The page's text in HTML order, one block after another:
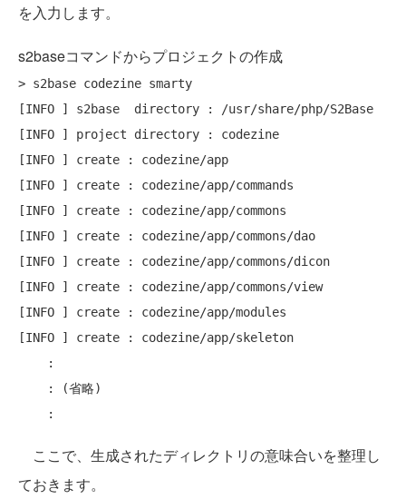
を入力します。
s2baseコマンドからプロジェクトの作成
> s2base codezine smarty
[INFO ] s2base  directory : /usr/share/php/S2Base
[INFO ] project directory : codezine
[INFO ] create : codezine/app
[INFO ] create : codezine/app/commands
[INFO ] create : codezine/app/commons
[INFO ] create : codezine/app/commons/dao
[INFO ] create : codezine/app/commons/dicon
[INFO ] create : codezine/app/commons/view
[INFO ] create : codezine/app/modules
[INFO ] create : codezine/app/skeleton
ここで、生成されたディレクトリの意味合いを整理し
ておきます。